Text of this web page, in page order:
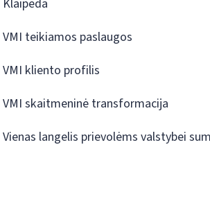
Klaipėda
VMI teikiamos paslaugos
VMI kliento profilis
VMI skaitmeninė transformacija
Vienas langelis prievolėms valstybei